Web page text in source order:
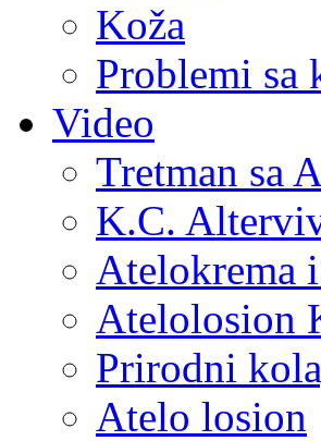
Koža
Problemi sa
Video
Tretman sa
K.C.
Atelokrema
Atelolosion
Prirodni
Atelo losion